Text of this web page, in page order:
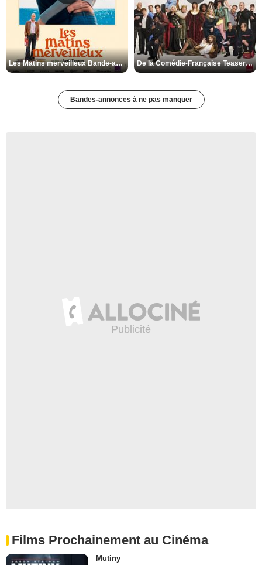
Les Matins merveilleux Bande-annonce VF De la Comédie-Française Teaser VF
Bandes-annonces à ne pas manquer
Films Prochainement au Cinéma
Mutiny